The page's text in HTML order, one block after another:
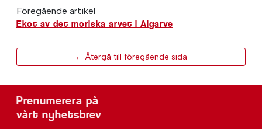
Föregående artikel
Ekot av det moriska arvet i Algarve
← Återgå till föregående sida
Prenumerera på
vårt nyhetsbrev